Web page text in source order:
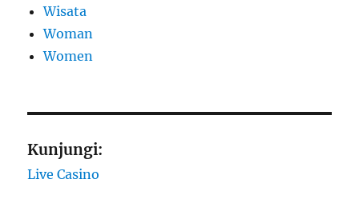
Wisata
Woman
Women
Kunjungi:
Live Casino